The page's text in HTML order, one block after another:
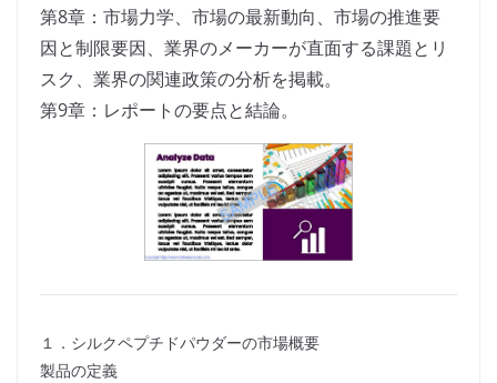
第8章：市場力学、市場の最新動向、市場の推進要
因と制限要因、業界のメーカーが直面する課題とリ
スク、業界の関連政策の分析を掲載。
第9章：レポートの要点と結論。
１．シルクペプチドパウダーの市場概要
製品の定義